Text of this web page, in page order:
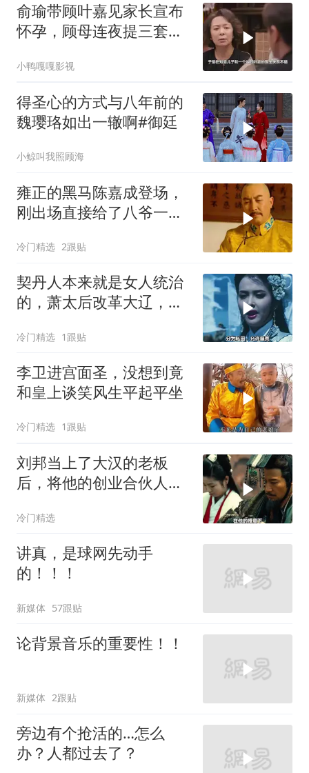
俞瑜带顾叶嘉见家长宣布
怀孕，顾母连夜提三套房
小鸭嘎嘎影视
得圣心的方式与八年前的
魏璎珞如出一辙啊#御廷
小鲸叫我照顾海
雍正的黑马陈嘉成登场，
刚出场直接给了八爷一顿
冷门精选 2跟贴
契丹人本来就是女人统治
的，萧太后改革大辽，实
冷门精选 1跟贴
李卫进宫面圣，没想到竟
和皇上谈笑风生平起平坐
冷门精选 1跟贴
刘邦当上了大汉的老板
后，将他的创业合伙人一
冷门精选
讲真，是球网先动手
的！！！
新媒体 57跟贴
论背景音乐的重要性！！
新媒体 2跟贴
旁边有个抢活的…怎么
办？人都过去了？